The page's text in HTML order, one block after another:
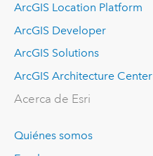
ArcGIS Location Platform
ArcGIS Developer
ArcGIS Solutions
ArcGIS Architecture Center
Acerca de Esri
Quiénes somos